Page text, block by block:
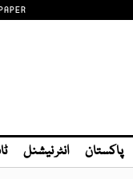
پاکستان انٹر نیشنل